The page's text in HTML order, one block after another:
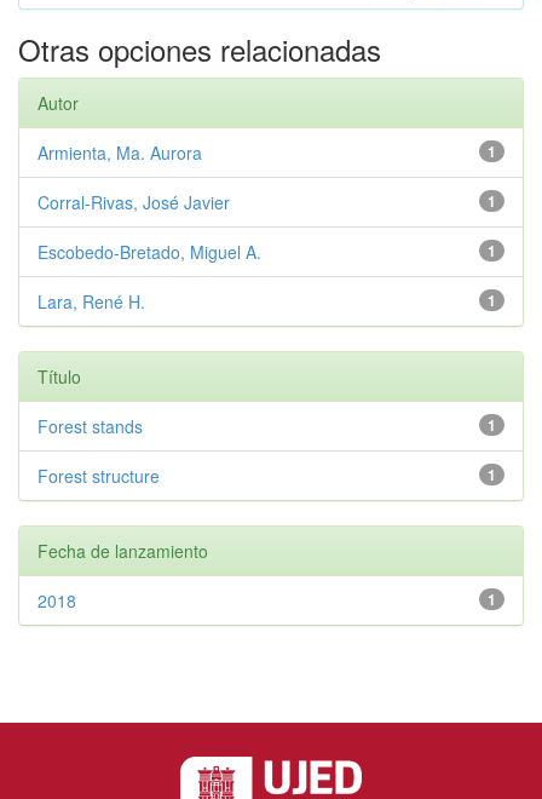
Otras opciones relacionadas
Autor
1
Armienta, Ma. Aurora
1
Corral-Rivas, José Javier
1
Escobedo-Bretado, Miguel A.
1
Lara, René H.
Título
1
Forest stands
1
Forest structure
Fecha de lanzamiento
1
2018